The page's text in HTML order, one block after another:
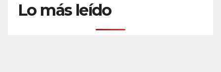
Lo más leído